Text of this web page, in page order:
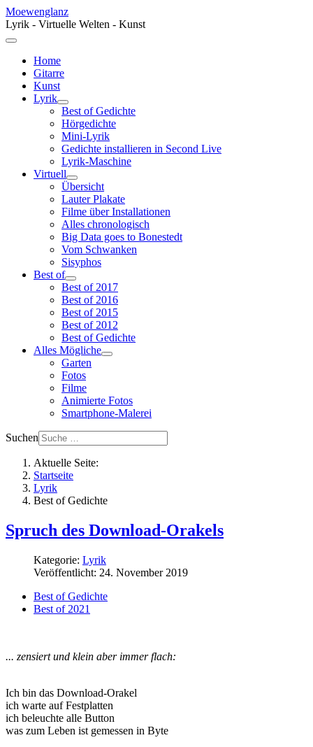
Moewenglanz
Lyrik - Virtuelle Welten - Kunst
Home
Gitarre
Kunst
Lyrik
Best of Gedichte
Hörgedichte
Mini-Lyrik
Gedichte installieren in Second Live
Lyrik-Maschine
Virtuell
Übersicht
Lauter Plakate
Filme über Installationen
Alles chronologisch
Big Data goes to Bonestedt
Vom Schwanken
Sisyphos
Best of
Best of 2017
Best of 2016
Best of 2015
Best of 2012
Best of Gedichte
Alles Mögliche
Garten
Fotos
Filme
Animierte Fotos
Smartphone-Malerei
Suchen
Aktuelle Seite:
Startseite
Lyrik
Best of Gedichte
Spruch des Download-Orakels
Kategorie: Lyrik
Veröffentlicht: 24. November 2019
Best of Gedichte
Best of 2021
... zensiert und klein aber immer flach:
Ich bin das Download-Orakel
ich warte auf Festplatten
ich beleuchte alle Button
was zum Leben ist gemessen in Byte